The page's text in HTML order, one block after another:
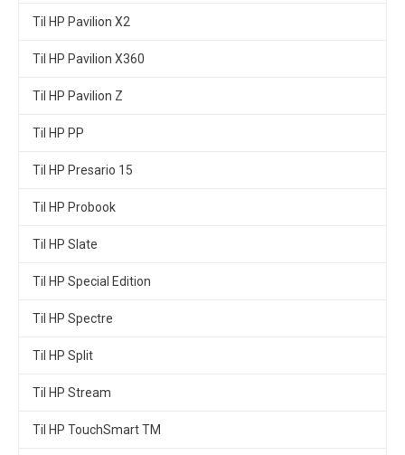
Til HP Pavilion X2
Til HP Pavilion X360
Til HP Pavilion Z
Til HP PP
Til HP Presario 15
Til HP Probook
Til HP Slate
Til HP Special Edition
Til HP Spectre
Til HP Split
Til HP Stream
Til HP TouchSmart TM